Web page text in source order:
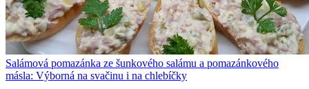
Salámová pomazánka ze šunkového salámu a pomazánkového
másla: Výborná na svačinu i na chlebíčky